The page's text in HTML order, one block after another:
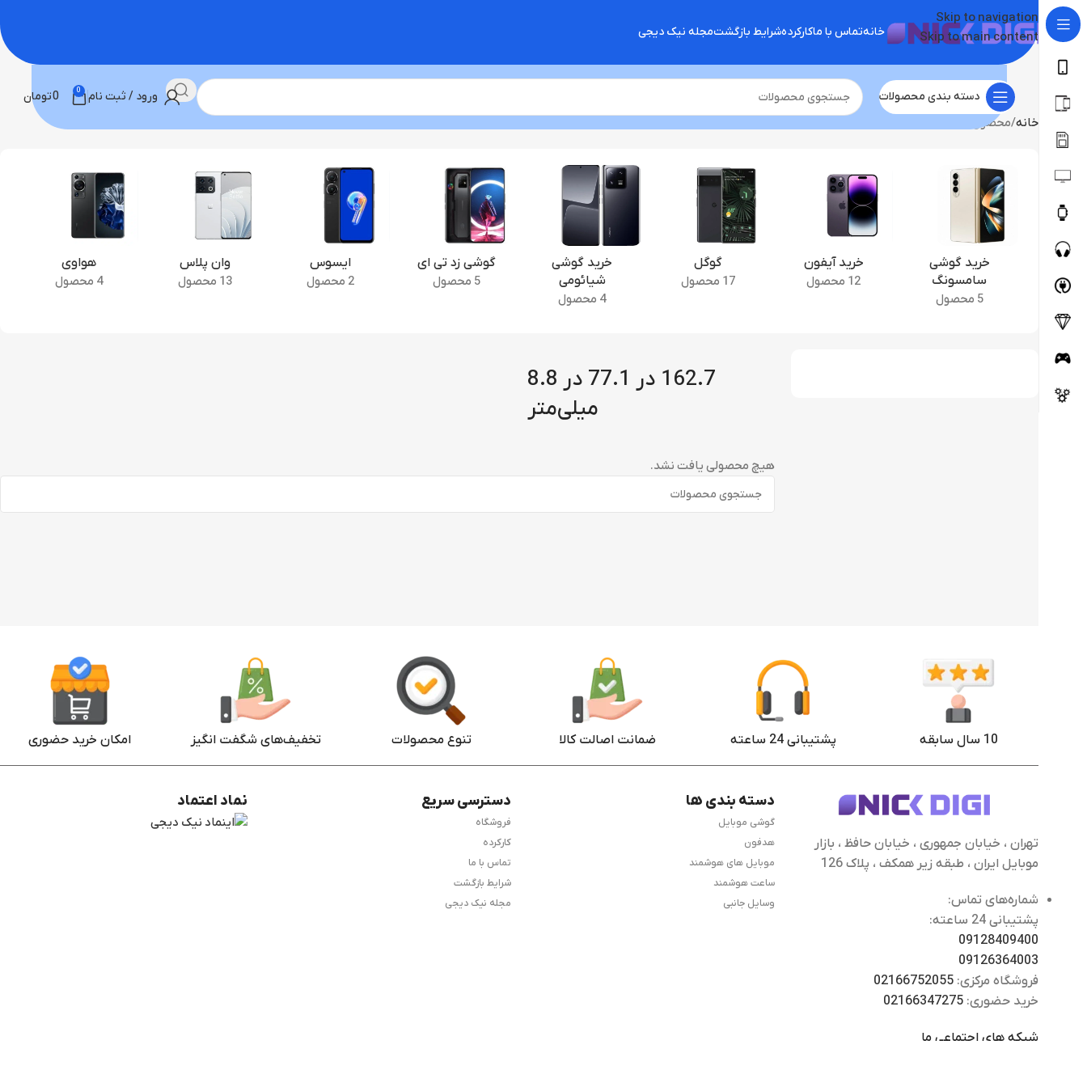
Skip to navigation
Skip to main content
خانهتماس با ماکارکردهشرایط بازگشتمجله نیک دیجی
دسته بندی محصولات ورود / ثبت نام 0
0تومان
خانه محصول ابعاد
خرید گوشی
سامسونگ
5 محصول
خرید آیفون
12 محصول
گوگل
17 محصول
خرید گوشی
شیائومی
4 محصول
گوشی زد تی ای
5 محصول
ایسوس
2 محصول
وان پلاس
13 محصول
هواوی
4 محصول
162.7 در 77.1 در 8.8
میلی‌متر
هیچ محصولی یافت نشد.
10 سال سابقه پشتیبانی 24 ساعته ضمانت اصالت کالا تنوع محصولات تخفیف‌های شگفت انگیز امکان خرید حضوری
تهران ، خیابان جمهوری ، خیابان حافظ ، بازار
موبایل ایران ، طبقه زیر همکف ، پلاک 126
شماره‌های تماس:
پشتیبانی 24 ساعته:
09128409400
09126364003
فروشگاه مرکزی: 02166752055
خرید حضوری: 02166347275
شبکه های اجتماعی ما
دسته بندی ها
گوشی موبایل
هدفون
موبایل های هوشمند
ساعت هوشمند
وسایل جانبی
دسترسی سریع
فروشگاه
کارکرده
تماس با ما
شرایط بازگشت
مجله نیک دیجی
نماد اعتماد